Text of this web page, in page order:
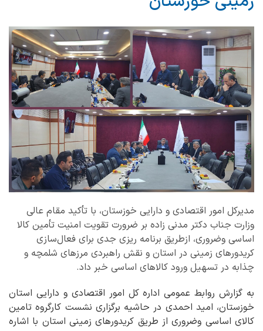
مدیرکل امور اقتصادی و دارایی خوزستان، با تأکید مقام عالی
وزارت جناب دکتر مدنی زاده بر ضرورت تقویت امنیت تأمین کالا
اساسی وضروری، ازطریق برنامه ریزی جدی برای فعال‌سازی
کریدورهای زمینی در استان و نقش راهبردی مرزهای شلمچه و
چذابه در تسهیل ورود کالاهای اساسی خبر داد.
به گزارش روابط عمومی اداره کل امور اقتصادی و دارایی استان
خوزستان، امید احمدی در حاشیه برگزاری نشست کارگروه تامین
کالای اساسی وضروری از طریق کریدورهای زمینی استان با اشاره